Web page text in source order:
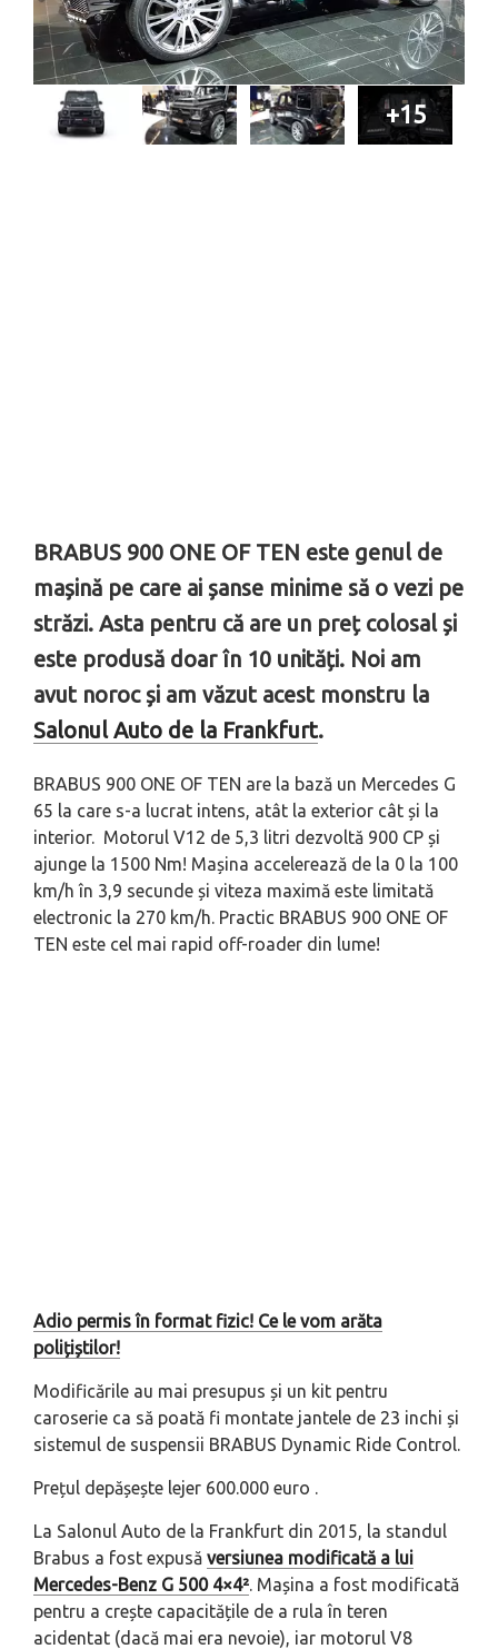
+15
BRABUS 900 ONE OF TEN este genul de
mașină pe care ai șanse minime să o vezi pe
străzi. Asta pentru că are un preț colosal și
este produsă doar în 10 unități. Noi am
avut noroc și am văzut acest monstru la
Salonul Auto de la Frankfurt.
BRABUS 900 ONE OF TEN are la bază un Mercedes G
65 la care s-a lucrat intens, atât la exterior cât și la
interior. Motorul V12 de 5,3 litri dezvoltă 900 CP și
ajunge la 1500 Nm! Mașina accelerează de la 0 la 100
km/h în 3,9 secunde și viteza maximă este limitată
electronic la 270 km/h. Practic BRABUS 900 ONE OF
TEN este cel mai rapid off-roader din lume!
Adio permis în format fizic! Ce le vom arăta
polițiștilor!
Modificările au mai presupus și un kit pentru
caroserie ca să poată fi montate jantele de 23 inchi și
sistemul de suspensii BRABUS Dynamic Ride Control.
Prețul depășește lejer 600.000 euro .
La Salonul Auto de la Frankfurt din 2015, la standul
Brabus a fost expusă versiunea modificată a lui
Mercedes-Benz G 500 4×4². Mașina a fost modificată
pentru a crește capacitățile de a rula în teren
acidentat (dacă mai era nevoie), iar motorul V8